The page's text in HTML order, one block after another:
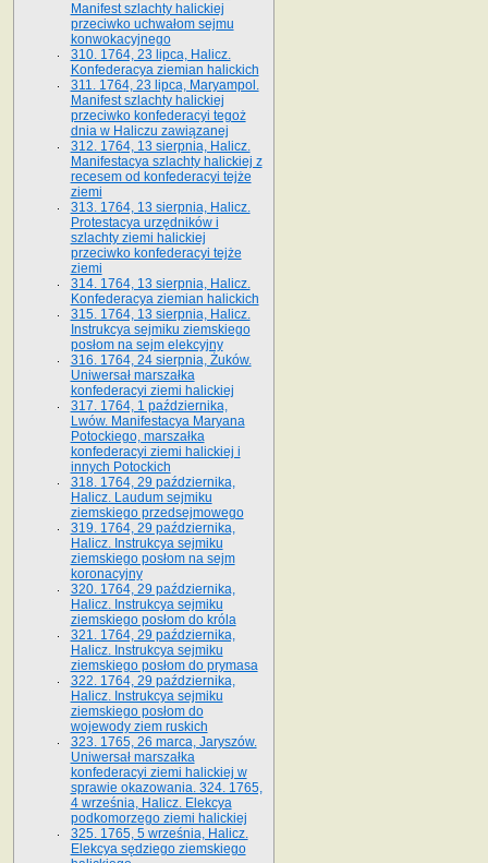
Manifest szlachty halickiej
przeciwko uchwałom sejmu
konwokacyjnego
310. 1764, 23 lipca, Halicz.
Konfederacya ziemian halickich
311. 1764, 23 lipca, Maryampol.
Manifest szlachty halickiej
przeciwko konfederacyi tegoż
dnia w Haliczu zawiązanej
312. 1764, 13 sierpnia, Halicz.
Manifestacya szlachty halickiej z
recesem od konfederacyi tejże
ziemi
313. 1764, 13 sierpnia, Halicz.
Protestacya urzędników i
szlachty ziemi halickiej
przeciwko konfederacyi tejże
ziemi
314. 1764, 13 sierpnia, Halicz.
Konfederacya ziemian halickich
315. 1764, 13 sierpnia, Halicz.
Instrukcya sejmiku ziemskiego
posłom na sejm elekcyjny
316. 1764, 24 sierpnia, Żuków.
Uniwersał marszałka
konfederacyi ziemi halickiej
317. 1764, 1 października,
Lwów. Manifestacya Maryana
Potockiego, marszałka
konfederacyi ziemi halickiej i
innych Potockich
318. 1764, 29 października,
Halicz. Laudum sejmiku
ziemskiego przedsejmowego
319. 1764, 29 października,
Halicz. Instrukcya sejmiku
ziemskiego posłom na sejm
koronacyjny
320. 1764, 29 października,
Halicz. Instrukcya sejmiku
ziemskiego posłom do króla
321. 1764, 29 października,
Halicz. Instrukcya sejmiku
ziemskiego posłom do prymasa
322. 1764, 29 października,
Halicz. Instrukcya sejmiku
ziemskiego posłom do
wojewody ziem ruskich
323. 1765, 26 marca, Jaryszów.
Uniwersał marszałka
konfederacyi ziemi halickiej w
sprawie okazowania. 324. 1765,
4 września, Halicz. Elekcya
podkomorzego ziemi halickiej
325. 1765, 5 września, Halicz.
Elekcya sędziego ziemskiego